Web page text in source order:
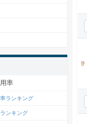
率
ランキング
ンキング